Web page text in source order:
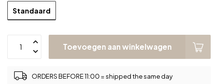
Standaard
Toevoegen aan winkelwagen
ORDERS BEFORE 11:00 = shipped the same day